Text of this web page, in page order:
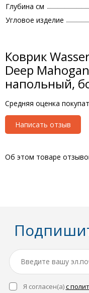
Глубина см
Угловое изделие
Коврик
Deep
напольный,
Средняя оценка
Написать отзыв
Об этом товаре
Я согласен(a)с